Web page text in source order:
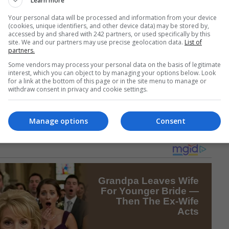
ea. „A trebuit să mă duc să-mi iau buletinul. Dar era
să bată o perioadă drumul, înainte și înapoi, la consulatul
buletinul în cele din urmă. Ca o validare a alegerilor și a
fi pentru cei doi tineri o garanție de simplificare pentru
probabil, nunta. Nu ne rămâne, așadar, decât să
Your personal data will be processed and information from your device
(cookies, unique identifiers, and other device data) may be stored by,
accessed by and shared with 242 partners, or used specifically by this
site. We and our partners may use precise geolocation data. List of
partners.
Some vendors may process your personal data on the basis of legitimate
interest, which you can object to by managing your options below. Look
for a link at the bottom of this page or in the site menu to manage or
withdraw consent in privacy and cookie settings.
Consent
Manage options